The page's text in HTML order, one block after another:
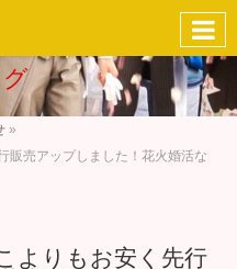
»
売アップしました！花火婚活な
よりもお安く先行